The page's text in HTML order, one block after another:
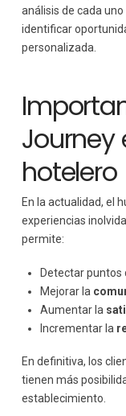
análisis de cada
identificar
personalizada.
Journey
hotelero
En la actualidad, el
experiencias
permite:
Detectar puntos
Mejorar la
Aumentar la
Incrementar la
En definitiva, los
tienen más
establecimiento.